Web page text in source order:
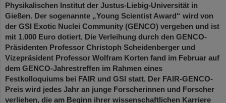
Physikalischen Institut der Justus-Liebig-Universität in
Gießen. Der sogenannte „Young Scientist Award“ wird von
der GSI Exotic Nuclei Community (GENCO) vergeben und ist
mit 1.000 Euro dotiert. Die Verleihung durch den GENCO-
Präsidenten Professor Christoph Scheidenberger und
Vizepräsident Professor Wolfram Korten fand im Februar auf
dem GENCO-Jahrestreffen im Rahmen eines
Festkolloquiums bei FAIR und GSI statt. Der FAIR-GENCO-
Preis wird jedes Jahr an junge Forscherinnen und Forscher
verliehen, die am Beginn ihrer wissenschaftlichen Karriere